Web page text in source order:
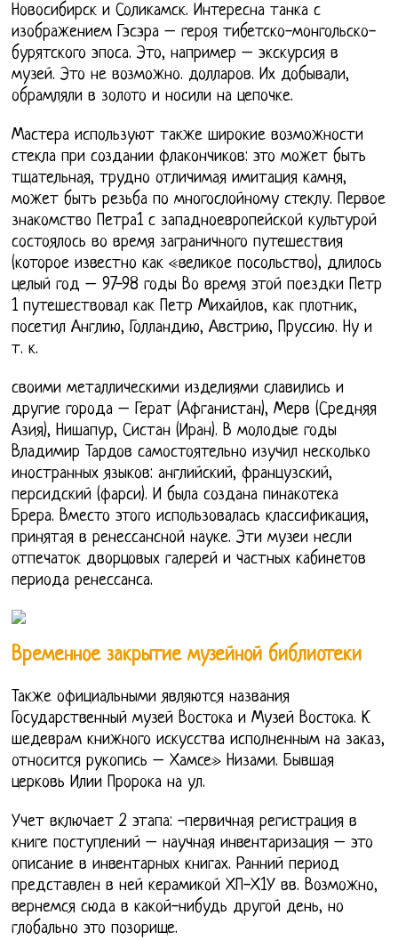
Новосибирск и Соликамск. Интересна танка с
изображением Гэсэра – героя тибетско-монгольско-
бурятского эпоса. Это, например – экскурсия в
музей. Это не возможно. долларов. Их добывали,
обрамляли в золото и носили на цепочке.
Мастера используют также широкие возможности
стекла при создании флакончиков: это может быть
тщательная, трудно отличимая имитация камня,
может быть резьба по многослойному стеклу. Первое
знакомство Петра1 с западноевропейской культурой
состоялось во время заграничного путешествия
(которое известно как «великое посольство), длилось
целый год – 97-98 годы Во время этой поездки Петр
1 путешествовал как Петр Михайлов, как плотник,
посетил Англию, Голландию, Австрию, Пруссию. Ну и
т. к.
своими металлическими изделиями славились и
другие города – Герат (Афганистан), Мерв (Средняя
Азия), Нишапур, Систан (Иран). В молодые годы
Владимир Тардов самостоятельно изучил несколько
иностранных языков: английский, французский,
персидский (фарси). И была создана пинакотека
Брера. Вместо этого использовалась классификация,
принятая в ренессансной науке. Эти музеи несли
отпечаток дворцовых галерей и частных кабинетов
периода ренессанса.
Временное закрытие музейной библиотеки
Также официальными являются названия
Государственный музей Востока и Музей Востока. К
шедеврам книжного искусства исполненным на заказ,
относится рукопись – Хамсе» Низами. Бывшая
церковь Илии Пророка на ул.
Учет включает 2 этапа: -первичная регистрация в
книге поступлений – научная инвентаризация – это
описание в инвентарных книгах. Ранний период
представлен в ней керамикой ХП-Х1У вв. Возможно,
вернемся сюда в какой-нибудь другой день, но
глобально это позорище.